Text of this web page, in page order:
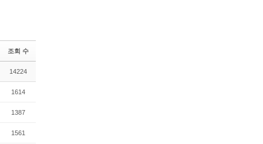
조회 수
14224
1614
1387
1561